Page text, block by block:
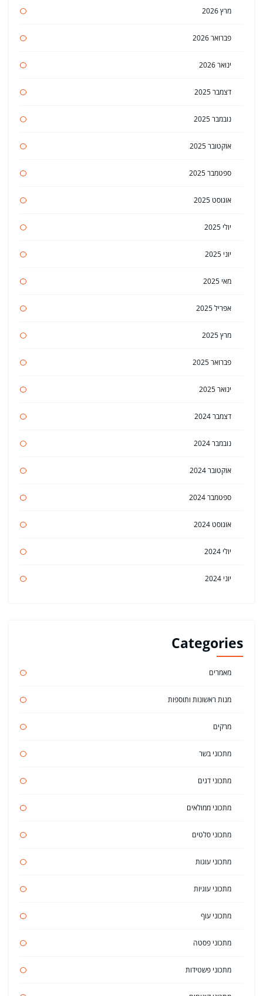
מרץ 2026
פברואר 2026
ינואר 2026
דצמבר 2025
נובמבר 2025
אוקטובר 2025
ספטמבר 2025
אוגוסט 2025
יולי 2025
יוני 2025
מאי 2025
אפריל 2025
מרץ 2025
פברואר 2025
ינואר 2025
דצמבר 2024
נובמבר 2024
אוקטובר 2024
ספטמבר 2024
אוגוסט 2024
יולי 2024
יוני 2024
Categories
מאמרים
מנות ראשונות ותוספות
מרקים
מתכוני בשר
מתכוני דגים
מתכוני ממולאים
מתכוני סלטים
מתכוני עוגות
מתכוני עוגיות
מתכוני עוף
מתכוני פסטה
מתכוני פשטידות